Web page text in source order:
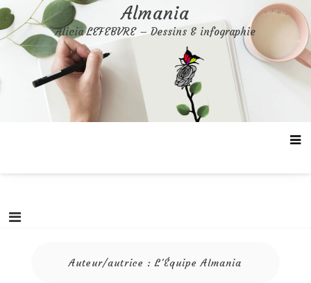
Aller
au
contenu
Almania
Alicia LEFEBVRE – Dessins & infographie
Auteur/autrice :L'Équipe Almania